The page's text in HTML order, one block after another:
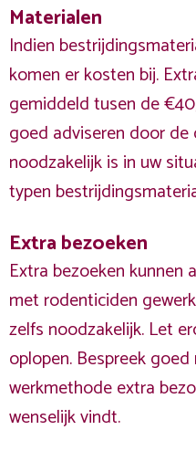
Materialen
Indien
komen er kosten bij.
gemiddeld tusen de
goed adviseren door
noodzakelijk is in uw
typen
Extra bezoeken
Extra bezoeken kunnen
met rodenticiden
zelfs noodzakelijk. Let
oplopen. Bespreek
werkmethode extra
wenselijk vindt.